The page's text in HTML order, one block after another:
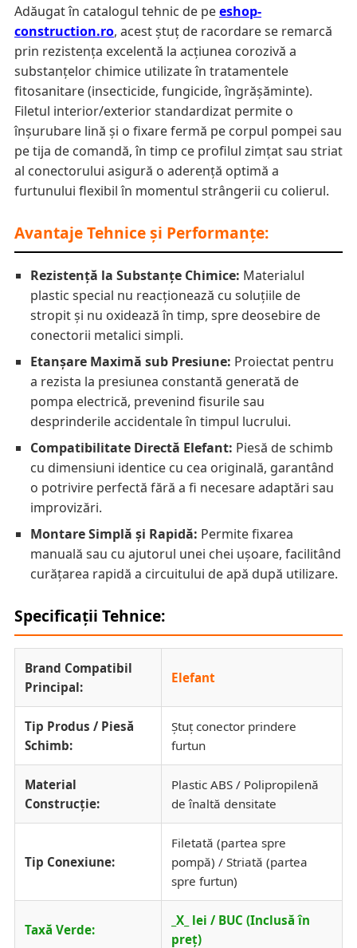
Adăugat în catalogul tehnic de peeshop-
construction.ro, acest ștuț de racordare se remarcă
prin rezistența excelentă la acțiunea corozivă a
substanțelor chimice utilizate în tratamentele
fitosanitare (insecticide, fungicide, îngrășăminte).
Filetul interior/exterior standardizat permite o
înșurubare lină și o fixare fermă pe corpul pompei sau
pe tija de comandă, în timp ce profilul zimțat sau striat
al conectorului asigură o aderență optimă a
furtunului flexibil în momentul strângerii cu colierul.
Avantaje Tehnice și Performanțe:
Rezistență la Substanțe Chimice: Materialul
plastic special nu reacționează cu soluțiile de
stropit și nu oxidează în timp, spre deosebire de
conectorii metalici simpli.
Etanșare Maximă sub Presiune: Proiectat pentru
a rezista la presiunea constantă generată de
pompa electrică, prevenind fisurile sau
desprinderile accidentale în timpul lucrului.
Compatibilitate Directă Elefant: Piesă de schimb
cu dimensiuni identice cu cea originală, garantând
o potrivire perfectă fără a fi necesare adaptări sau
improvizări.
Montare Simplă și Rapidă: Permite fixarea
manuală sau cu ajutorul unei chei ușoare, facilitând
curățarea rapidă a circuitului de apă după utilizare.
Specificații Tehnice:
Brand Compatibil
Principal:
Elefant
Tip Produs / Piesă
Schimb:
Ștuț conector prindere
furtun
Material
Construcție:
Plastic ABS / Polipropilenă
de înaltă densitate
Tip Conexiune:
Filetată (partea spre
pompă) / Striată (partea
spre furtun)
Taxă Verde:
_X_ lei / BUC (Inclusă în
preț)